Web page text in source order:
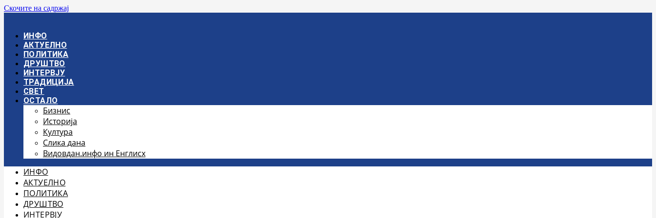
Скочите на садржај
ИНФО
АКТУЕЛНО
ПОЛИТИКА
ДРУШТВО
ИНТЕРВЈУ
ТРАДИЦИЈА
СВЕТ
ОСТАЛО
Бизнис
Историја
Култура
Слика дана
Видовдан.инфо ин Енглисх
ИНФО
АКТУЕЛНО
ПОЛИТИКА
ДРУШТВО
ИНТЕРВЈУ